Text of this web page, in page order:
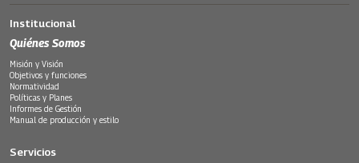
Institucional
Quiénes Somos
Misión y Visión
Objetivos y funciones
Normatividad
Políticas y Planes
Informes de Gestión
Manual de producción y estilo
Servicios